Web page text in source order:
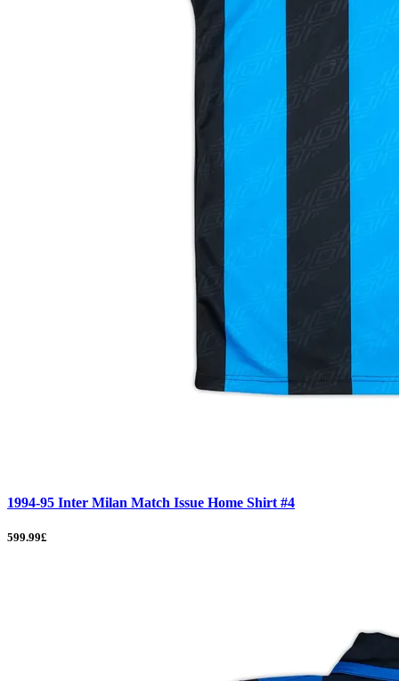
1994-95 Inter Milan Match Issue Home Shirt #4
599.99£